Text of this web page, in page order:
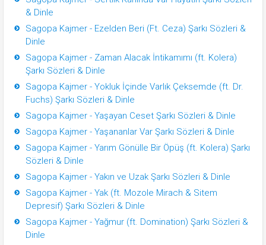
& Dinle
Sagopa Kajmer - Ezelden Beri (Ft. Ceza) Şarkı Sözleri &
Dinle
Sagopa Kajmer - Zaman Alacak İntikamımı (ft. Kolera)
Şarkı Sözleri & Dinle
Sagopa Kajmer - Yokluk İçinde Varlık Çeksemde (ft. Dr.
Fuchs) Şarkı Sözleri & Dinle
Sagopa Kajmer - Yaşayan Ceset Şarkı Sözleri & Dinle
Sagopa Kajmer - Yaşananlar Var Şarkı Sözleri & Dinle
Sagopa Kajmer - Yarım Gönülle Bir Öpüş (ft. Kolera) Şarkı
Sözleri & Dinle
Sagopa Kajmer - Yakın ve Uzak Şarkı Sözleri & Dinle
Sagopa Kajmer - Yak (ft. Mozole Mirach & Sitem
Depresif) Şarkı Sözleri & Dinle
Sagopa Kajmer - Yağmur (ft. Domination) Şarkı Sözleri &
Dinle